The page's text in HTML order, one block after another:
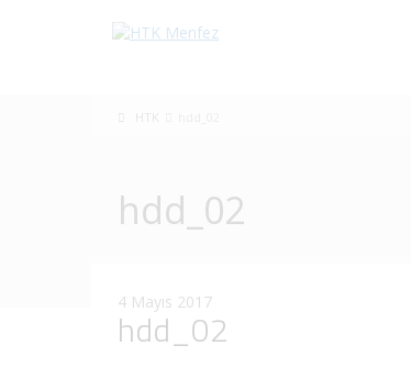
HTK
hdd_02
4 Mayıs 2017
hdd_02